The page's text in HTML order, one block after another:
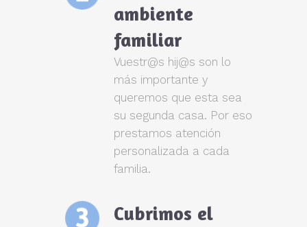
ambiente
familiar
Vuestr@s hij@s son lo
más importante y
queremos que esta sea
su segunda casa. Por eso
prestamos atención
personalizada a cada
familia.
Cubrimos el